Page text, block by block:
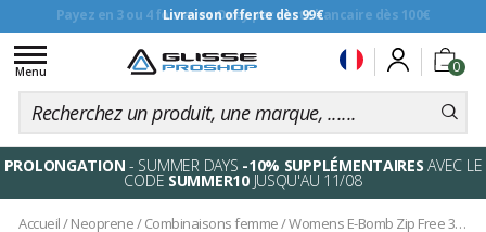
Livraison offerte dès 99€
0
Toggle
navigation
Menu
PROLONGATION - SUMMER DAYS -10% SUPPLÉMENTAIRES AVEC LE
CODE SUMMER10JUSQU'AU 11/08
Accueil/Neoprene/Combinaisons femme/Womens E-Bomb Zip Free 3/2 Grey Blue